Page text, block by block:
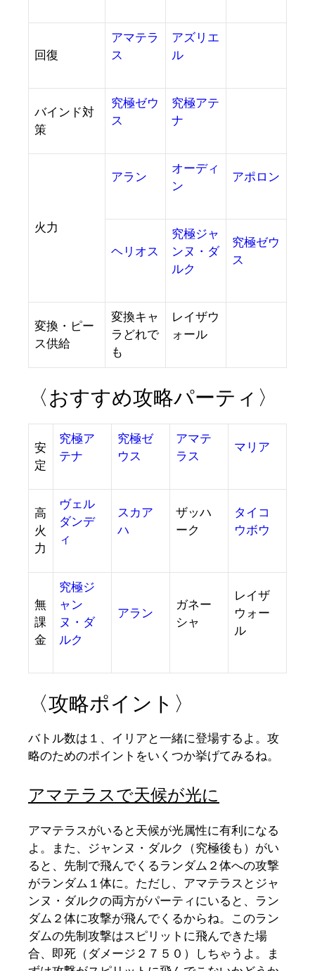
回復
アマテラ
ス
アズリエ
ル
バインド対
策
究極ゼウ
ス
究極アテ
ナ
火力
アラン
オーディ
ン
アポロン
ヘリオス
究極ジャ
ンヌ・ダ
ルク
究極ゼウ
ス
変換・ピー
ス供給
変換キャ
ラどれで
も
レイザウ
ォール
〈おすすめ攻略パーティ〉
安
定
究極ア
テナ
究極ゼ
ウス
アマテ
ラス
マリア
高
火
力
ヴェル
ダンデ
ィ
スカア
ハ
ザッハ
ーク
タイコ
ウボウ
無
課
金
究極ジ
ャン
ヌ・ダ
ルク
アラン
ガネー
シャ
レイザ
ウォー
ル
〈攻略ポイント〉
バトル数は１、イリアと一緒に登場するよ。攻
略のためのポイントをいくつか挙げてみるね。
アマテラスで天候が光に
アマテラスがいると天候が光属性に有利になる
よ。また、ジャンヌ・ダルク（究極後も）がい
ると、先制で飛んでくるランダム２体への攻撃
がランダム１体に。ただし、アマテラスとジャ
ンヌ・ダルクの両方がパーティにいると、ラン
ダム２体に攻撃が飛んでくるからね。このラン
ダムの先制攻撃はスピリットに飛んできた場
合、即死（ダメージ２７５０）しちゃうよ。ま